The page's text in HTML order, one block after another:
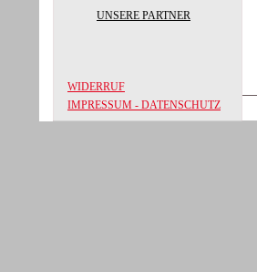
UNSERE PARTNER
WIDERRUF
IMPRESSUM - DATENSCHUTZ